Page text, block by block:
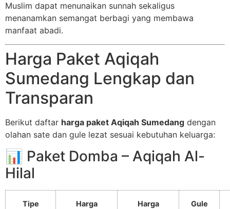
Muslim dapat menunaikan sunnah sekaligus
menanamkan semangat berbagi yang membawa
manfaat abadi.
Harga Paket Aqiqah
Sumedang Lengkap dan
Transparan
Berikut daftar harga paket Aqiqah Sumedang dengan
olahan sate dan gule lezat sesuai kebutuhan keluarga:
📊 Paket Domba – Aqiqah Al-
Hilal
Tipe
Harga
Harga
Gule